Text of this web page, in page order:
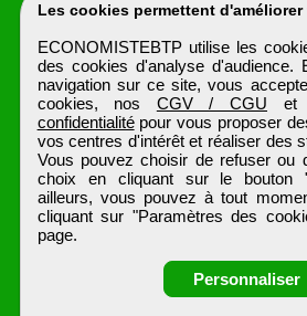
Les cookies permettent
ECONOMISTEBTP utilise les
des cookies d'analyse d'audience.
navigation sur ce site, vous
cookies, nos CGV / CGU et
confidentialitépour vous proposer
vos centres d'intérêt et réaliser des
Vous pouvez choisir de refuser ou
choix en cliquant sur le bouton
ailleurs, vous pouvez à tout
cliquant sur "Paramètres des
page.
Personnaliser